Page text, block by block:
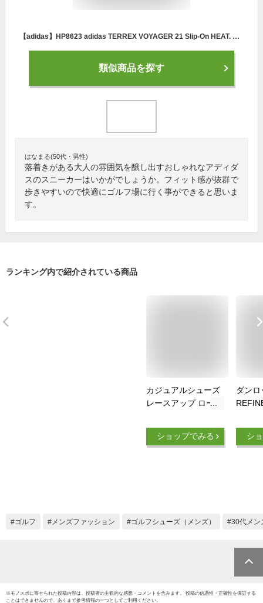
【adidas】HP8623 adidas TERREX VOYAGER 21 Slip-On HEAT. RDY BLACK アディダス テレックス ボイジャー スリッポン ブラック メンズ スニーカー シューズ 3本ライン 大人靴 トラベルシューズ
類似商品を探す
はなまる(50代・男性)
落着きがある大人の雰囲気を醸し出すおしゃれなアディダ
スのスニーカーはいかがでしょうか。フィット感が抜群で
歩きやすいので快適にゴルフ場に行く事ができると思いま
す。
ランキング内で紹介されている商品
カジュアルシューズ
レースアップ ローカ
ンズシューズ 軽量
通気性 デッキシュー
ショップでみる
ダン
シュー
ライ
スカジ
シ
ゴルフ メンズファッション ゴルフシューズ（メンズ） 30代メン
※モノスポに寄せられた投稿内容は、投稿者の主観的な感想・コメントを含みます。 投稿の信憑性・正確性を保証する
ことはできませんので、あくまで参考情報の一つとしてご利用ください。